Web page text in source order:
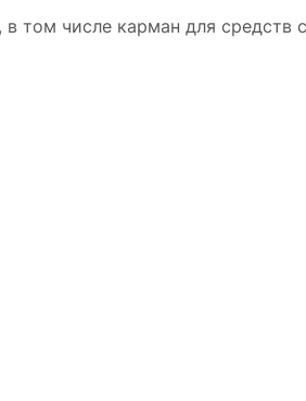
том числе карман для средств